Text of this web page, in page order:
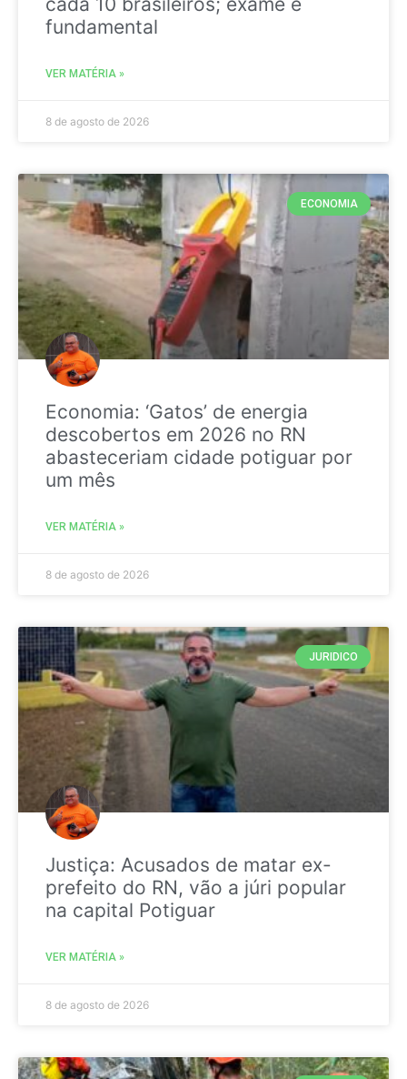
fundamental
VER MATÉRIA »
8 de agosto de 2026
ECONOMIA
Economia: ‘Gatos’ de energia
descobertos em 2026 no RN
abasteceriam cidade potiguar por
um mês
VER MATÉRIA »
8 de agosto de 2026
JURIDICO
Justiça: Acusados de matar ex-
prefeito do RN, vão a júri popular
na capital Potiguar
VER MATÉRIA »
8 de agosto de 2026